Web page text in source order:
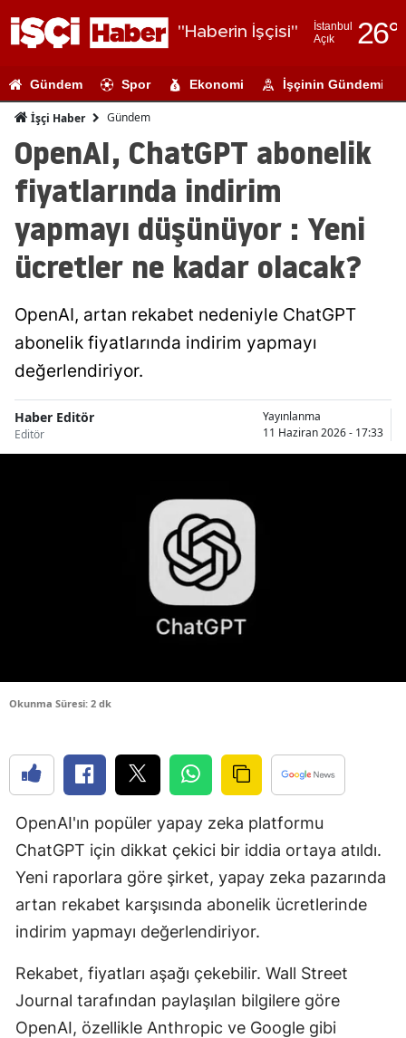
"Haberin İşçisi"
İstanbul
Açık
26°
Adıyaman
Ağrı
Ankara
Antalya
Artvin
Bilecik
Çankırı
Denizli
Diyarbakır
Elazığ
Erzincan
Eskişehir
Gaziantep
Gündem Spor Ekonomi İşçinin Gündemi
İşçi Haber Gündem
OpenAI, ChatGPT abonelik
fiyatlarında indirim
yapmayı düşünüyor : Yeni
ücretler ne kadar olacak?
OpenAI, artan rekabet nedeniyle ChatGPT
abonelik fiyatlarında indirim yapmayı
değerlendiriyor.
Haber Editör
Editör
Yayınlanma
11 Haziran 2026 - 17:33
Okunma Süresi: 2 dk
OpenAI'ın popüler yapay zeka platformu
ChatGPT için dikkat çekici bir iddia ortaya atıldı.
Yeni raporlara göre şirket, yapay zeka pazarında
artan rekabet karşısında abonelik ücretlerinde
indirim yapmayı değerlendiriyor.
Rekabet, fiyatları aşağı çekebilir. Wall Street
Journal tarafından paylaşılan bilgilere göre
OpenAI, özellikle Anthropic ve Google gibi